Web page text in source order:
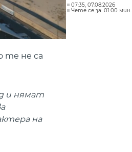
те не са
и нямат
на
07:35, 07.08.2026
Чете се за: 01:00 мин.